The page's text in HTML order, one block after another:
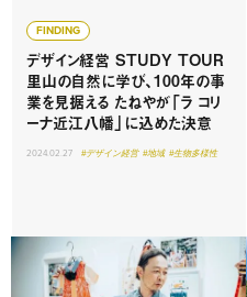
FINDING
デザイン経営 STUDY TOUR
里山の自然に学び、100年の事
業を見据える たねやが「ラ コリ
ーナ近江八幡」に込めた決意
2024.02.27 #デザイン経営 #地域 #生物多様性